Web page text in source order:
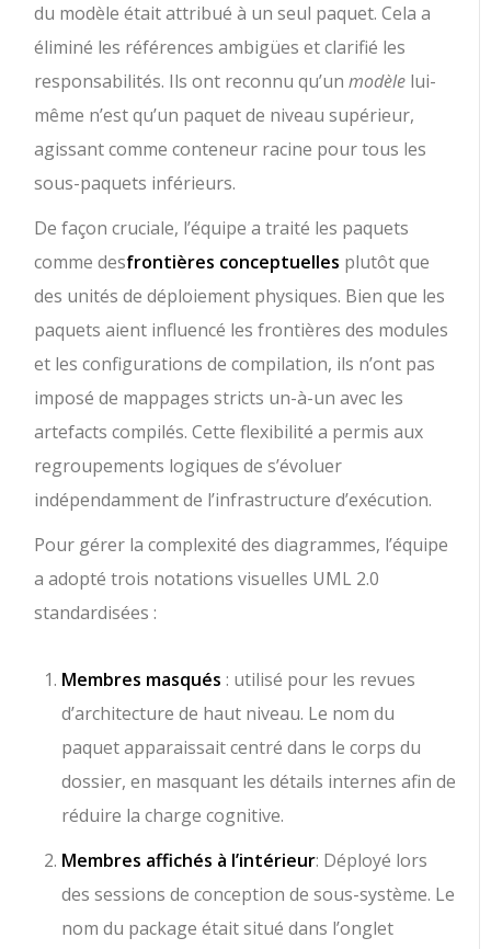
du modèle était attribué à un seul paquet. Cela a
éliminé les références ambigües et clarifié les
responsabilités. Ils ont reconnu qu’unmodèle lui-
même n’est qu’un paquet de niveau supérieur,
agissant comme conteneur racine pour tous les
sous-paquets inférieurs.
De façon cruciale, l’équipe a traité les paquets
comme desfrontières conceptuelles plutôt que
des unités de déploiement physiques. Bien que les
paquets aient influencé les frontières des modules
et les configurations de compilation, ils n’ont pas
imposé de mappages stricts un-à-un avec les
artefacts compilés. Cette flexibilité a permis aux
regroupements logiques de s’évoluer
indépendamment de l’infrastructure d’exécution.
Pour gérer la complexité des diagrammes, l’équipe
a adopté trois notations visuelles UML 2.0
standardisées :
Membres masqués : utilisé pour les revues
d’architecture de haut niveau. Le nom du
paquet apparaissait centré dans le corps du
dossier, en masquant les détails internes afin de
réduire la charge cognitive.
Membres affichés à l’intérieur: Déployé lors
des sessions de conception de sous-système. Le
nom du package était situé dans l’onglet